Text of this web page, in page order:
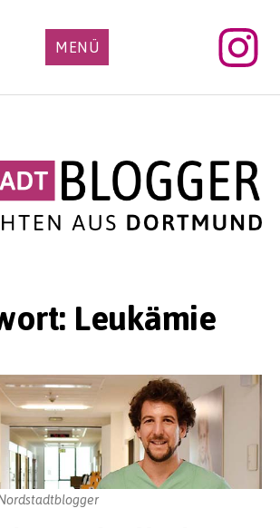
MENÜ
Leukämie